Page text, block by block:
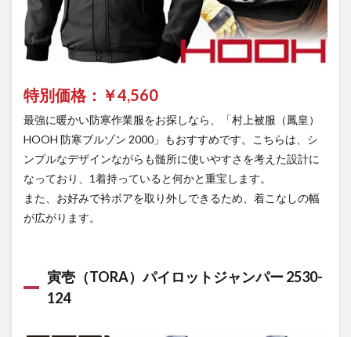
特別価格：￥4,560
最強に暖かい防寒作業服をお探しなら、「村上被服（鳳皇）
HOOH 防寒ブルゾン 2000」もおすすめです。こちらは、シ
ンプルなデザインながらも髄所に使いやすさを考えた設計に
なっており、1着持っていると何かと重宝します。
また、お好みで衿ボアを取り外しできるため、着こなしの幅
が広がります。
寅壱（TORA）パイロットジャンパー 2530-
124